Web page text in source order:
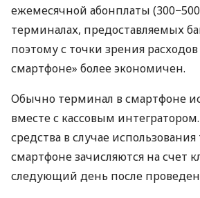
ежемесячной абонплаты
терминалах, предоставляемых
поэтому с точки зрения
смартфоне» более экономичен.
Обычно терминал в смартфоне
вместе с кассовым
средства в случае
смартфоне зачисляются на счет
следующий день после